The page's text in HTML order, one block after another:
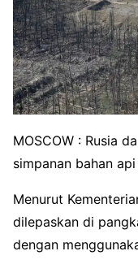
MOSCOW : Rusia
simpanan bahan
Menurut
dilepaskan di
dengan